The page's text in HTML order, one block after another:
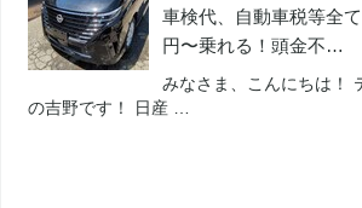
車検代、自動車税等全
円〜乗れる！頭金不…
みなさま、こんにちは！
の吉野です！ 日産 …